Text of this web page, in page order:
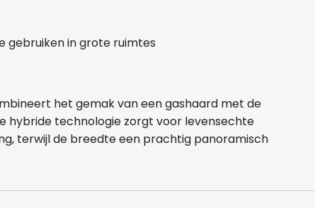
gebruiken in grote ruimtes
het gemak van een gashaard met de
hybride technologie zorgt voor levensechte
terwijl de breedte een prachtig panoramisch